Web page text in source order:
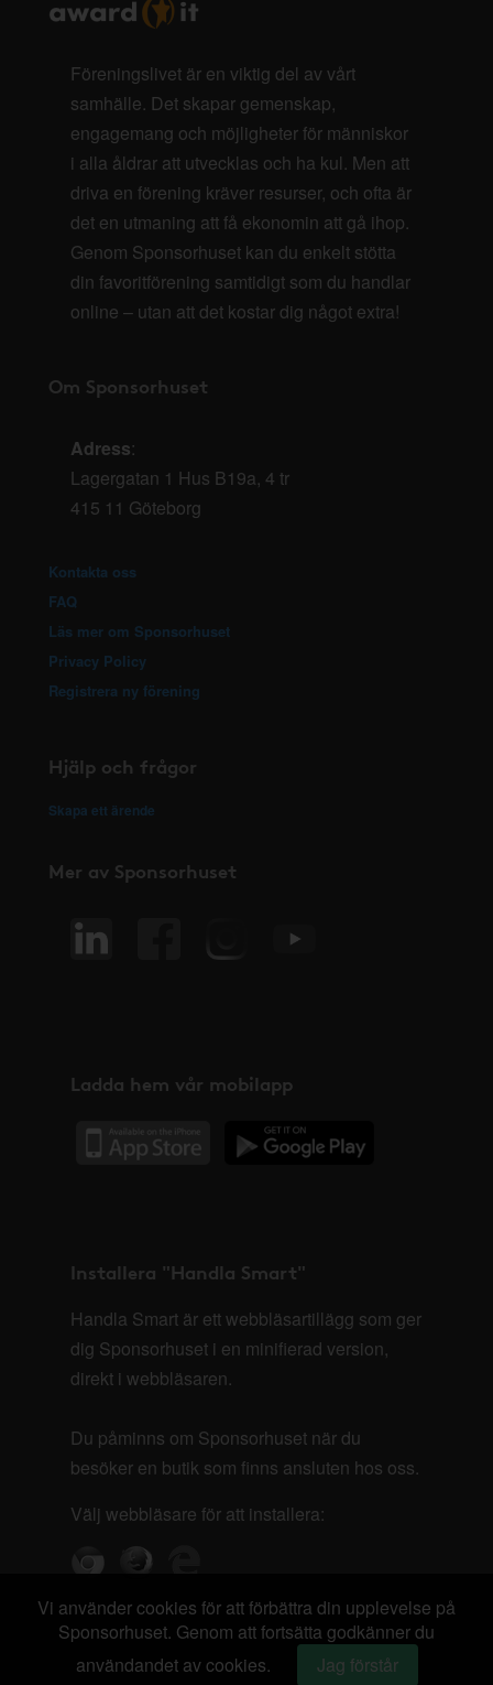
Föreningslivet är en viktig del av vårt
samhälle. Det skapar gemenskap,
engagemang och möjligheter för människor
i alla åldrar att utvecklas och ha kul. Men att
driva en förening kräver resurser, och ofta är
det en utmaning att få ekonomin att gå ihop.
Genom Sponsorhuset kan du enkelt stötta
din favoritförening samtidigt som du handlar
online – utan att det kostar dig något extra!
Om Sponsorhuset
Adress:
Lagergatan 1 Hus B19a, 4 tr
415 11 Göteborg
Kontakta oss
FAQ
Läs mer om Sponsorhuset
Privacy Policy
Registrera ny förening
Hjälp och frågor
Skapa ett ärende
Mer av Sponsorhuset
Ladda hem vår mobilapp
Installera "Handla Smart"
Handla Smart är ett webbläsartillägg som ger
dig Sponsorhuset i en minifierad version,
direkt i webbläsaren.
Du påminns om Sponsorhuset när du
besöker en butik som finns ansluten hos oss.
Välj webbläsare för att installera:
Vi använder cookies för att förbättra din upplevelse på
Sponsorhuset. Genom att fortsätta godkänner du
användandet av cookies.
Jag förstår